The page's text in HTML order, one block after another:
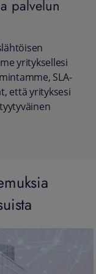
palvelun
yrityksellesi
SLA-
että yrityksesi